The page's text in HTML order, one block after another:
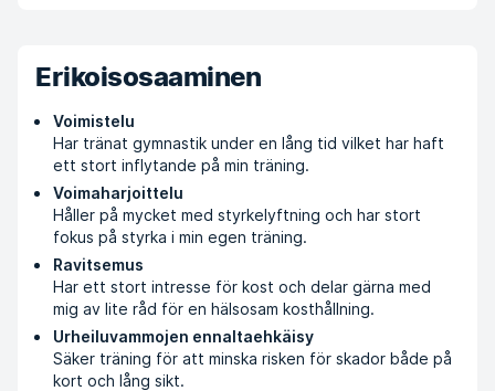
Erikoisosaaminen
Voimistelu
Har tränat gymnastik under en lång tid vilket har haft
ett stort inflytande på min träning.
Voimaharjoittelu
Håller på mycket med styrkelyftning och har stort
fokus på styrka i min egen träning.
Ravitsemus
Har ett stort intresse för kost och delar gärna med
mig av lite råd för en hälsosam kosthållning.
Urheiluvammojen ennaltaehkäisy
Säker träning för att minska risken för skador både på
kort och lång sikt.